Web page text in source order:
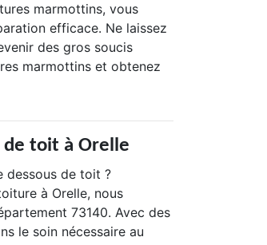
marmottins, vous
efficace. Ne laissez
des gros soucis
marmottins et obtenez
de toit à Orelle
dessous de toit ?
à Orelle, nous
73140. Avec des
le soin nécessaire au